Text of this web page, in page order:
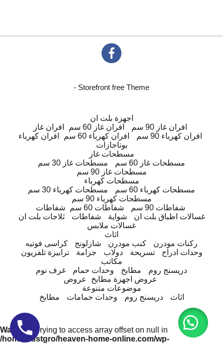
- Storefront free Theme
اجهزة بلت ان
افران غاز
افران غاز 60 سم
افران غاز 90 سم
افران كهرباء
افران كهرباء 60 سم
افران كهرباء 90 سم
بوتاجازات
مسطحات غاز
مسطحات غاز 30 سم
مسطحات غاز 60 سم
مسطحات غاز 90 سم
مسطحات كهرباء
مسطحات كهرباء 30 سم
مسطحات كهرباء 60 سم
مسطحات كهرباء 90 سم
شفاطات
شفاطات 60 سم
شفاطات 90 سم
ثلاجات بلت ان
شفاطات شواية
غسالات اطباق بلت ان
غسالات ملابس
اثاث
كراسى فوتيه
شازلونج كنب مودرن
ركنات مودرن
ترابيزة تلفزيون
جزامة دولاب تسريحة
وحدات ادراج
مكاتب
غرف نوم
وحدات حمام مطابخ
دريسنج روم
عروض
عروض اجهزة مطابخ
موضوعات متنوعة
مطابخ
وحدات حمامات دريسنج روم اثاث
Warning: Trying to access array offset on null in
/home/trustgro/heaven-home-online.com/wp-